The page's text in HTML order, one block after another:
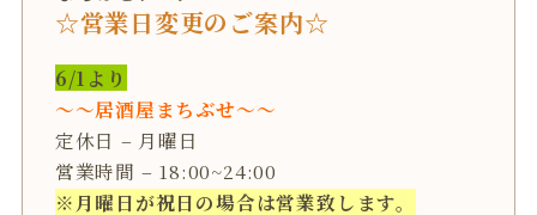
☆営業日変更のご案内☆
6/1より
〜〜居酒屋まちぶせ〜〜
定休日 – 月曜日
営業時間 – 18:00~24:00
※月曜日が祝日の場合は営業致します。